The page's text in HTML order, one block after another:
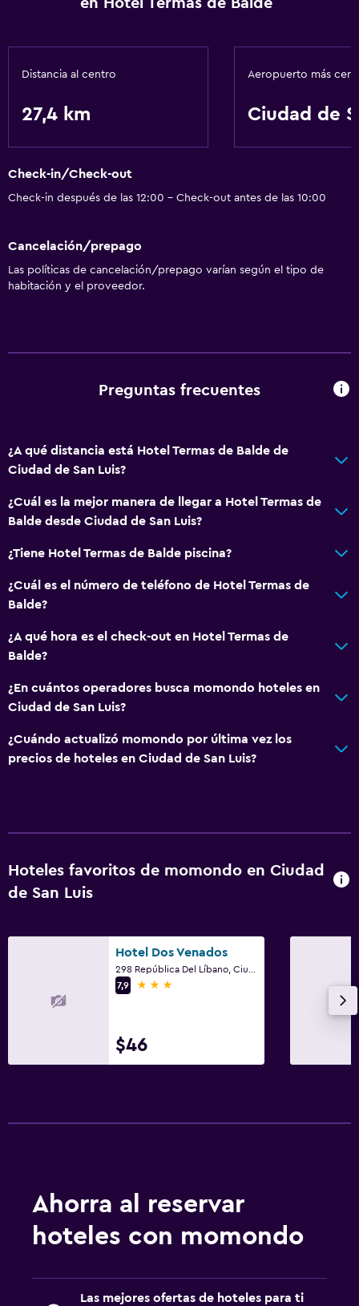
en Hotel Termas de Balde
Distancia al centro
27,4 km
Aeropuerto más
Ciudad de
Check-in/Check-out
Check-in después de las 12:00 - Check-out antes de las 10:00
Cancelación/prepago
Las políticas de cancelación/prepago varían según el tipo de
habitación y el proveedor.
Preguntas frecuentes
¿A qué distancia está Hotel Termas de Balde de
Ciudad de San Luis?
¿Cuál es la mejor manera de llegar a Hotel Termas de
Balde desde Ciudad de San Luis?
¿Tiene Hotel Termas de Balde piscina?
¿Cuál es el número de teléfono de Hotel Termas de
Balde?
¿A qué hora es el check-out en Hotel Termas de
Balde?
¿En cuántos operadores busca momondo hoteles en
Ciudad de San Luis?
¿Cuándo actualizó momondo por última vez los
precios de hoteles en Ciudad de San Luis?
Hoteles favoritos de momondo en Ciudad
de San Luis
Hotel Dos Venados
7,9
3 estrellas
$46
Ahorra al reservar
hoteles con momondo
Las mejores ofertas de hoteles para ti